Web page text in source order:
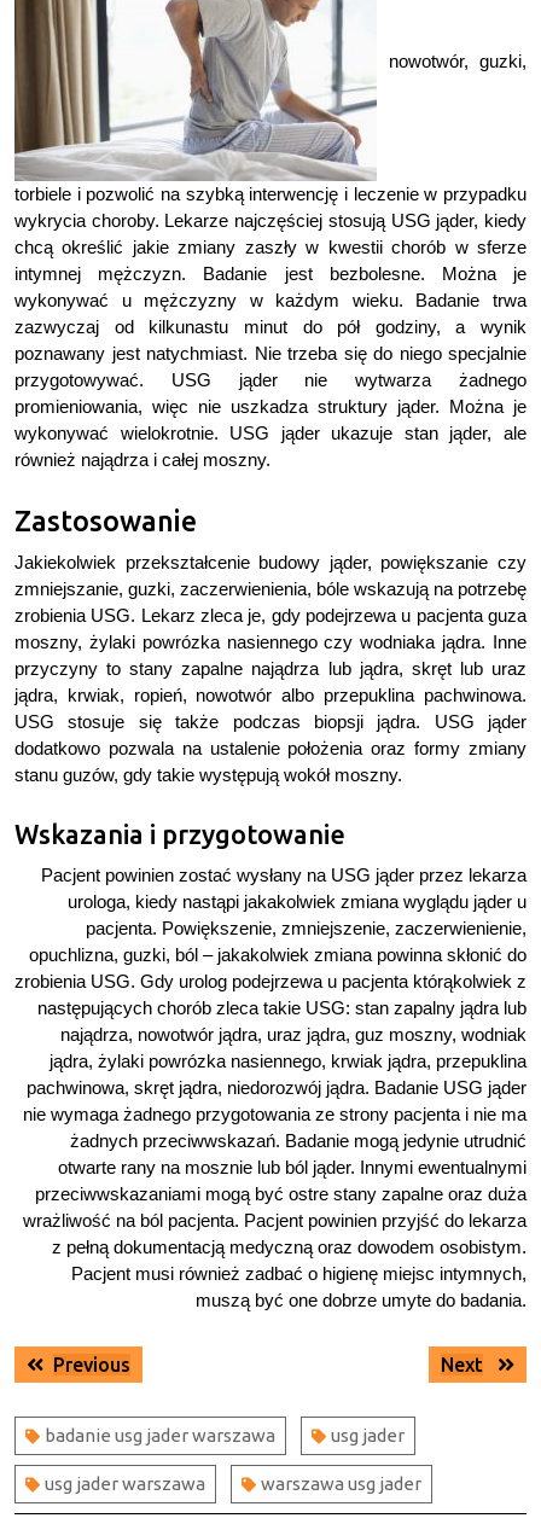
nowotwór, guzki,
torbiele i pozwolić na szybką interwencję i leczenie w przypadku
wykrycia choroby. Lekarze najczęściej stosują USG jąder, kiedy
chcą określić jakie zmiany zaszły w kwestii chorób w sferze
intymnej mężczyzn. Badanie jest bezbolesne. Można je
wykonywać u mężczyzny w każdym wieku. Badanie trwa
zazwyczaj od kilkunastu minut do pół godziny, a wynik
poznawany jest natychmiast. Nie trzeba się do niego specjalnie
przygotowywać. USG jąder nie wytwarza żadnego
promieniowania, więc nie uszkadza struktury jąder. Można je
wykonywać wielokrotnie. USG jąder ukazuje stan jąder, ale
również najądrza i całej moszny.
Zastosowanie
Jakiekolwiek przekształcenie budowy jąder, powiększanie czy
zmniejszanie, guzki, zaczerwienienia, bóle wskazują na potrzebę
zrobienia USG. Lekarz zleca je, gdy podejrzewa u pacjenta guza
moszny, żylaki powrózka nasiennego czy wodniaka jądra. Inne
przyczyny to stany zapalne najądrza lub jądra, skręt lub uraz
jądra, krwiak, ropień, nowotwór albo przepuklina pachwinowa.
USG stosuje się także podczas biopsji jądra. USG jąder
dodatkowo pozwala na ustalenie położenia oraz formy zmiany
stanu guzów, gdy takie występują wokół moszny.
Wskazania i przygotowanie
Pacjent powinien zostać wysłany na USG jąder przez lekarza
urologa, kiedy nastąpi jakakolwiek zmiana wyglądu jąder u
pacjenta. Powiększenie, zmniejszenie, zaczerwienienie,
opuchlizna, guzki, ból – jakakolwiek zmiana powinna skłonić do
zrobienia USG. Gdy urolog podejrzewa u pacjenta którąkolwiek z
następujących chorób zleca takie USG: stan zapalny jądra lub
najądrza, nowotwór jądra, uraz jądra, guz moszny, wodniak
jądra, żylaki powrózka nasiennego, krwiak jądra, przepuklina
pachwinowa, skręt jądra, niedorozwój jądra. Badanie USG jąder
nie wymaga żadnego przygotowania ze strony pacjenta i nie ma
żadnych przeciwwskazań. Badanie mogą jedynie utrudnić
otwarte rany na mosznie lub ból jąder. Innymi ewentualnymi
przeciwwskazaniami mogą być ostre stany zapalne oraz duża
wrażliwość na ból pacjenta. Pacjent powinien przyjść do lekarza
z pełną dokumentacją medyczną oraz dowodem osobistym.
Pacjent musi również zadbać o higienę miejsc intymnych,
muszą być one dobrze umyte do badania.
Nawigacja
wpisu
Previous Next
Next
badanie usg jader warszawa usg jader
usg jader warszawa warszawa usg jader